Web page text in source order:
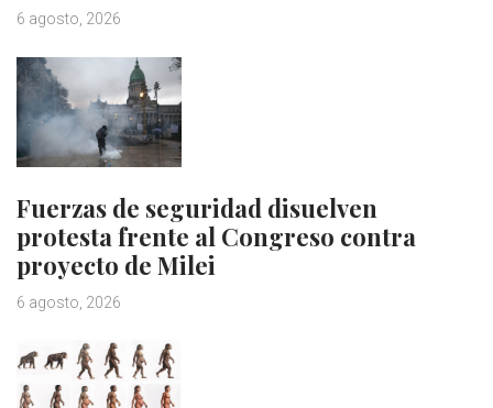
6 agosto, 2026
Fuerzas de seguridad disuelven
protesta frente al Congreso contra
proyecto de Milei
6 agosto, 2026